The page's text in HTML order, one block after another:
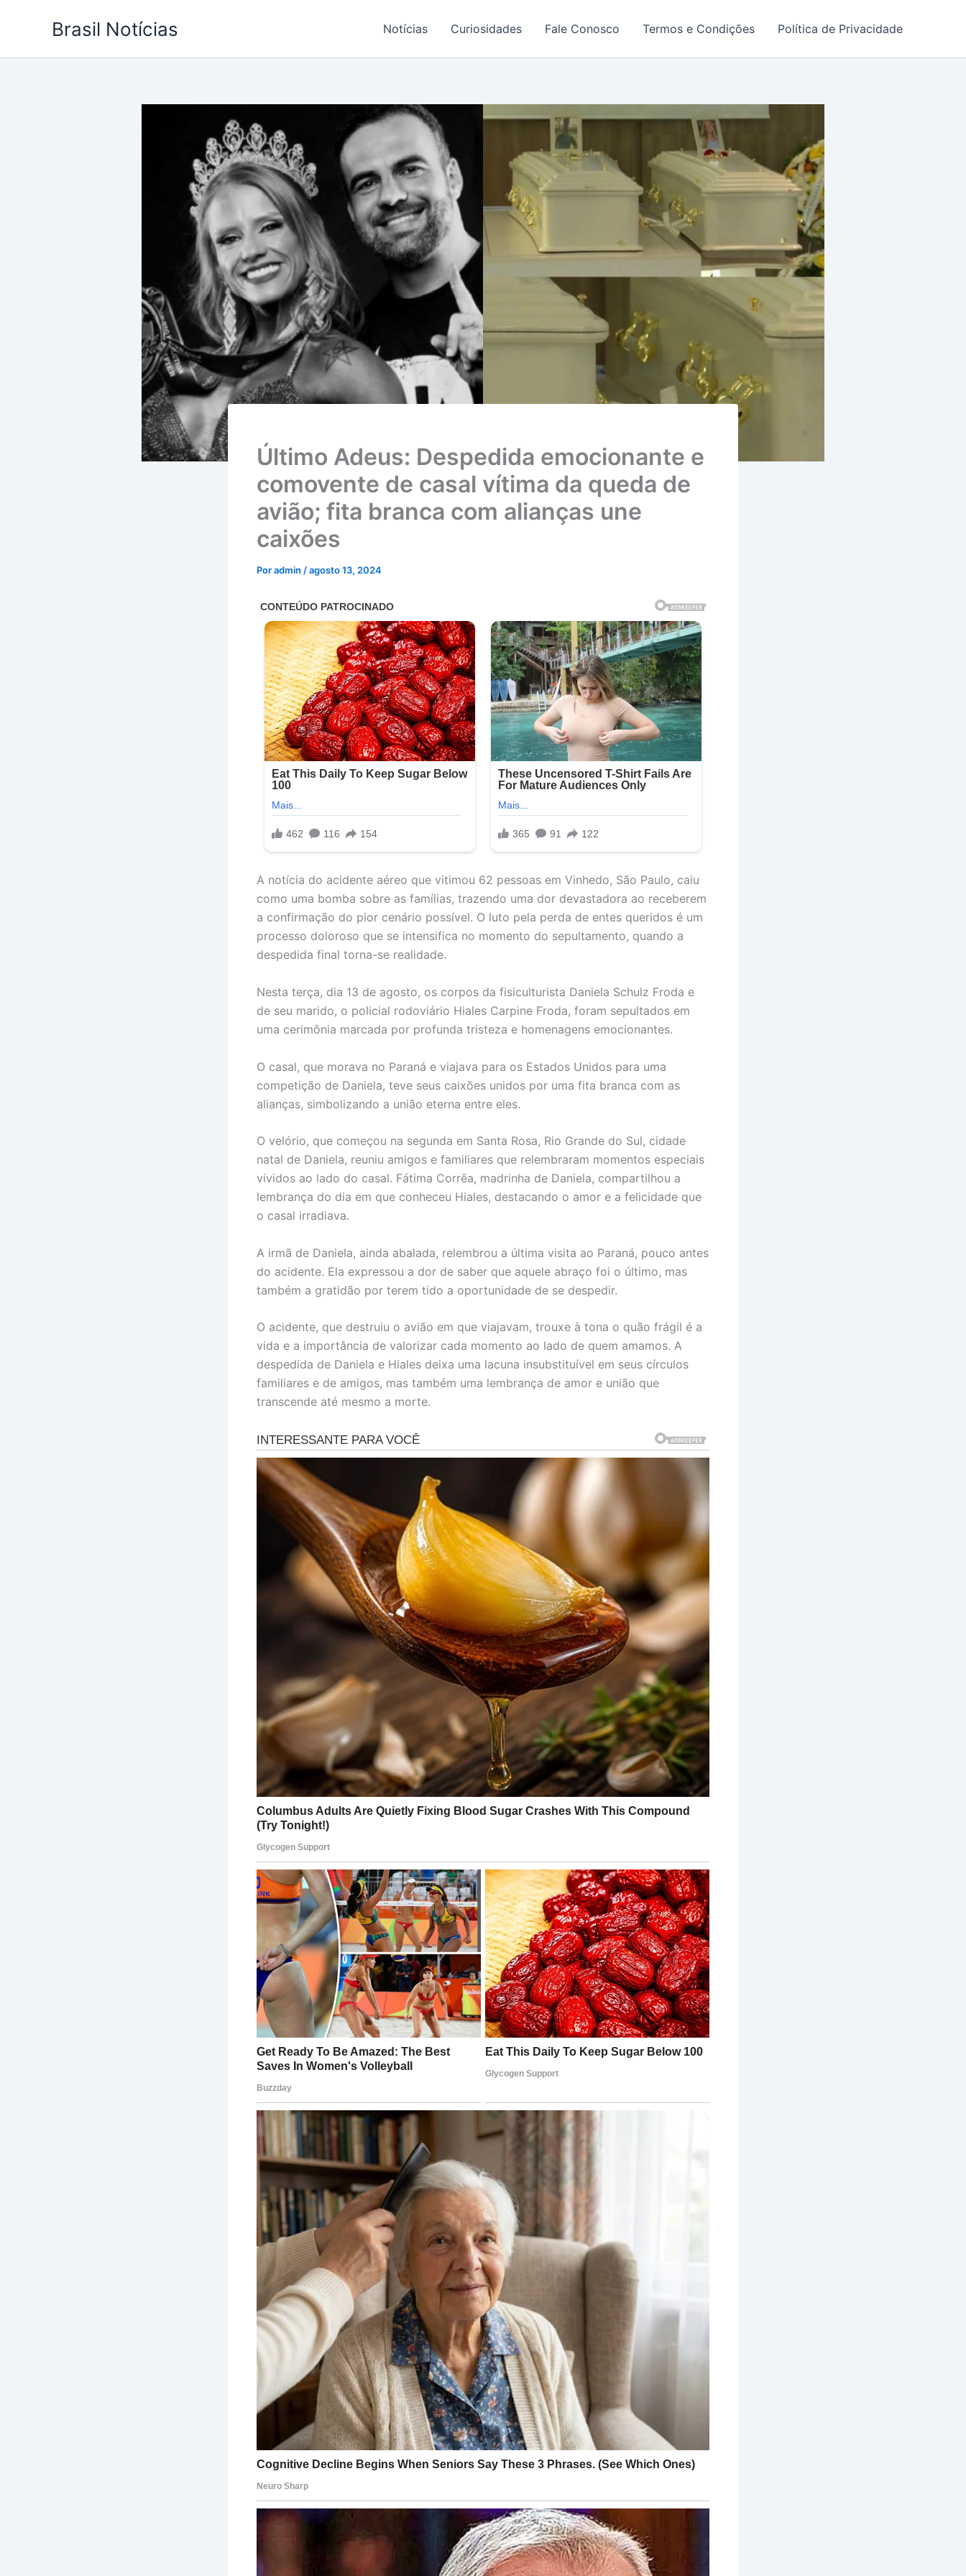
Brasil Notícias Notícias Curiosidades Fale Conosco Termos e Condições Política de Privacidade
Último Adeus: Despedida emocionante e
comovente de casal vítima da queda de
avião; fita branca com alianças une
caixões
Poradmin /agosto 13, 2024
A notícia do acidente aéreo que vitimou 62 pessoas em Vinhedo, São Paulo, caiu
como uma bomba sobre as famílias, trazendo uma dor devastadora ao receberem
a confirmação do pior cenário possível. O luto pela perda de entes queridos é um
processo doloroso que se intensifica no momento do sepultamento, quando a
despedida final torna-se realidade.
Nesta terça, dia 13 de agosto, os corpos da fisiculturista Daniela Schulz Froda e
de seu marido, o policial rodoviário Hiales Carpine Froda, foram sepultados em
uma cerimônia marcada por profunda tristeza e homenagens emocionantes.
O casal, que morava no Paraná e viajava para os Estados Unidos para uma
competição de Daniela, teve seus caixões unidos por uma fita branca com as
alianças, simbolizando a união eterna entre eles.
O velório, que começou na segunda em Santa Rosa, Rio Grande do Sul, cidade
natal de Daniela, reuniu amigos e familiares que relembraram momentos especiais
vividos ao lado do casal. Fátima Corrêa, madrinha de Daniela, compartilhou a
lembrança do dia em que conheceu Hiales, destacando o amor e a felicidade que
o casal irradiava.
A irmã de Daniela, ainda abalada, relembrou a última visita ao Paraná, pouco antes
do acidente. Ela expressou a dor de saber que aquele abraço foi o último, mas
também a gratidão por terem tido a oportunidade de se despedir.
O acidente, que destruiu o avião em que viajavam, trouxe à tona o quão frágil é a
vida e a importância de valorizar cada momento ao lado de quem amamos. A
despedida de Daniela e Hiales deixa uma lacuna insubstituível em seus círculos
familiares e de amigos, mas também uma lembrança de amor e união que
transcende até mesmo a morte.